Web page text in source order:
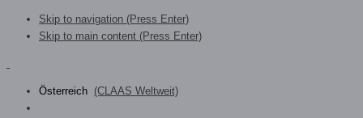
Skip to navigation (Press Enter)
Skip to main content (Press Enter)
Österreich (CLAAS Weltweit)